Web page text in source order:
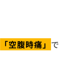
「空腹時痛」 で